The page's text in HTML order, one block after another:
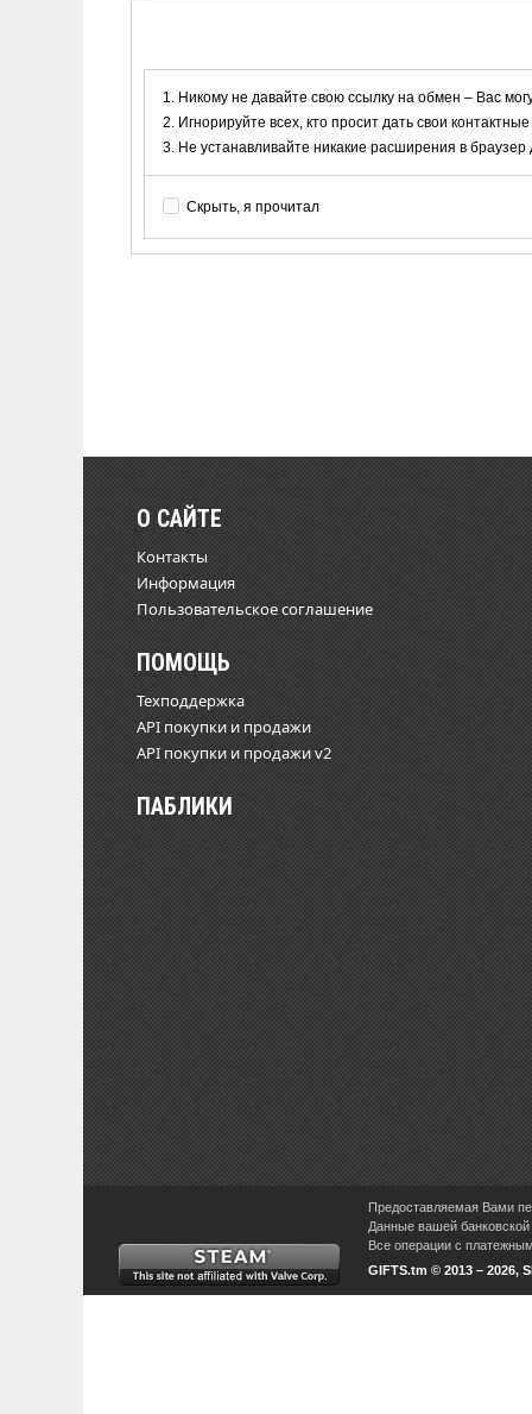
Никому не давайте свою ссылку на обмен – Вас
Игнорируйте всех, кто просит дать свои
Не устанавливайте никакие расширения в
Скрыть, я прочитал
О САЙТЕ
Контакты
Информация
Пользовательское соглашение
ПОМОЩЬ
Техподдержка
API покупки и продажи
API покупки и продажи v2
ПАБЛИКИ
Предоставляемая Вами
Данные вашей
Все операции с
GIFTS.tm © 2013 – 2026,